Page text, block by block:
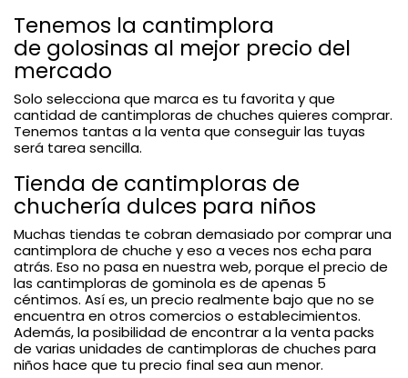
Tenemos la cantimplora
de golosinas al mejor precio del
mercado
Solo selecciona que marca es tu favorita y que
cantidad de cantimploras de chuches quieres comprar.
Tenemos tantas a la venta que conseguir las tuyas
será tarea sencilla.
Tienda de cantimploras de
chuchería dulces para niños
Muchas tiendas te cobran demasiado por comprar una
cantimplora de chuche y eso a veces nos echa para
atrás. Eso no pasa en nuestra web, porque el precio de
las cantimploras de gominola es de apenas 5
céntimos. Así es, un precio realmente bajo que no se
encuentra en otros comercios o establecimientos.
Además, la posibilidad de encontrar a la venta packs
de varias unidades de cantimploras de chuches para
niños hace que tu precio final sea aun menor.